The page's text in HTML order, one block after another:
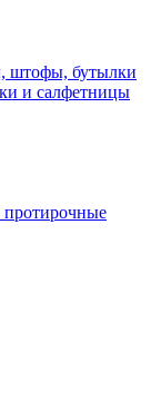
штофы, бутылки
и салфетницы
протирочные